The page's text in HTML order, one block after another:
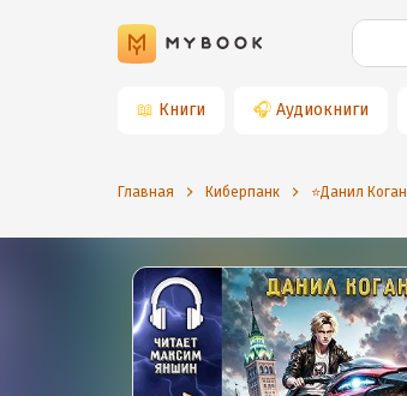
📖 Книги 🎧 Аудиокниги
Главная Киберпанк ⭐️Данил Коган